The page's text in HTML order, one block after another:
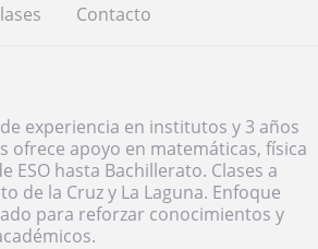
Contacto
experiencia en institutos y 3 años
ofrece apoyo en matemáticas, física
ESO hasta Bachillerato. Clases a
de la Cruz y La Laguna. Enfoque
para reforzar conocimientos y